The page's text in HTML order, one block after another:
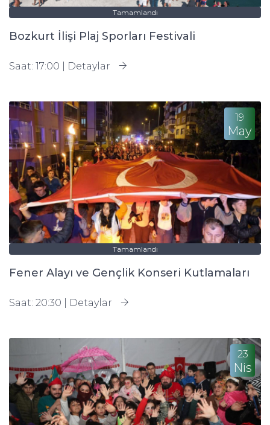
Tamamlandı
Bozkurt İlişi Plaj Sporları Festivali
Saat: 17:00 | Detaylar
19
May
Tamamlandı
Fener Alayı ve Gençlik Konseri Kutlamaları
Saat: 20:30 | Detaylar
23
Nis